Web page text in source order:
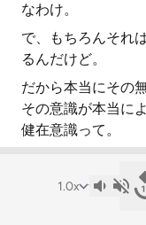
なわけ。
で、もちろんそれ
るんだけど。
だから本当にその
その意識が本当に
健在意識って。
ら出たちょっとし